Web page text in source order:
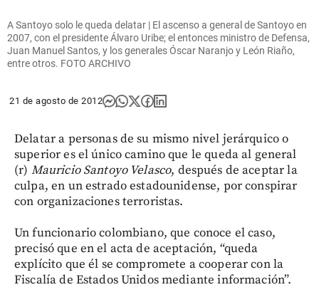
A Santoyo solo le queda delatar | El ascenso a general de Santoyo en
2007, con el presidente Álvaro Uribe; el entonces ministro de Defensa,
Juan Manuel Santos, y los generales Óscar Naranjo y León Riaño,
entre otros. FOTO ARCHIVO
21 de agosto de 2012
Delatar a personas de su mismo nivel jerárquico o
superior es el único camino que le queda al general
(r) Mauricio Santoyo Velasco, después de aceptar la
culpa, en un estrado estadounidense, por conspirar
con organizaciones terroristas.
Un funcionario colombiano, que conoce el caso,
precisó que en el acta de aceptación, “queda
explícito que él se compromete a cooperar con la
Fiscalía de Estados Unidos mediante información”.